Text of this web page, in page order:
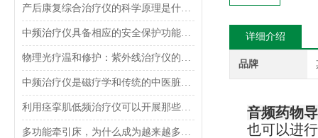
产后康复综合治疗仪的科学原理是什么?
中频治疗仪具备相应的安全保护功能，请放心使用
物理光疗温和修护：紫外线治疗仪的临床应用与价值
中频治疗仪是磁疗学和传统的中医脏象学、经络学相结合的新型理疗仪器
利用痉挛肌低频治疗仪可以开展那些治疗
多功能牵引床，为什么成为越来越多人的选择？
详细介绍
品牌
音频药物
也可以进